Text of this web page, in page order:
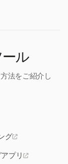
ル
法をご紹介し
グ
プリ